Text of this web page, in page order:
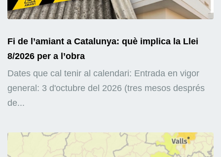
Fi de l’amiant a Catalunya: què implica la Llei
8/2026 per a l’obra
Dates que cal tenir al calendari: Entrada en vigor
general: 3 d'octubre del 2026 (tres mesos després
de...